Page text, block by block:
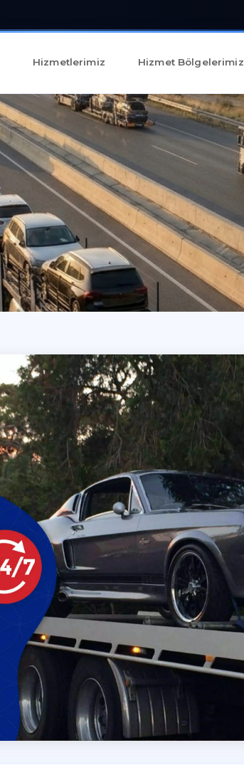
Hizmetlerimiz Hizmet Bölgelerimiz